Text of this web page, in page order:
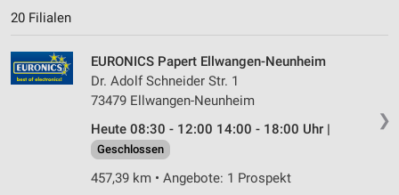
20 Filialen
❯
EURONICS Papert Ellwangen-Neunheim
Dr. Adolf Schneider Str. 1
73479 Ellwangen-Neunheim
Heute 08:30 - 12:00 14:00 - 18:00 Uhr |
Geschlossen
457,39 km • Angebote: 1 Prospekt